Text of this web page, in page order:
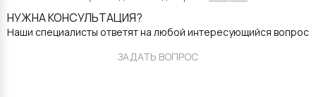
НУЖНА КОНСУЛЬТАЦИЯ?
Наши специалисты ответят на любой интересующийся вопрос
ЗАДАТЬ ВОПРОС